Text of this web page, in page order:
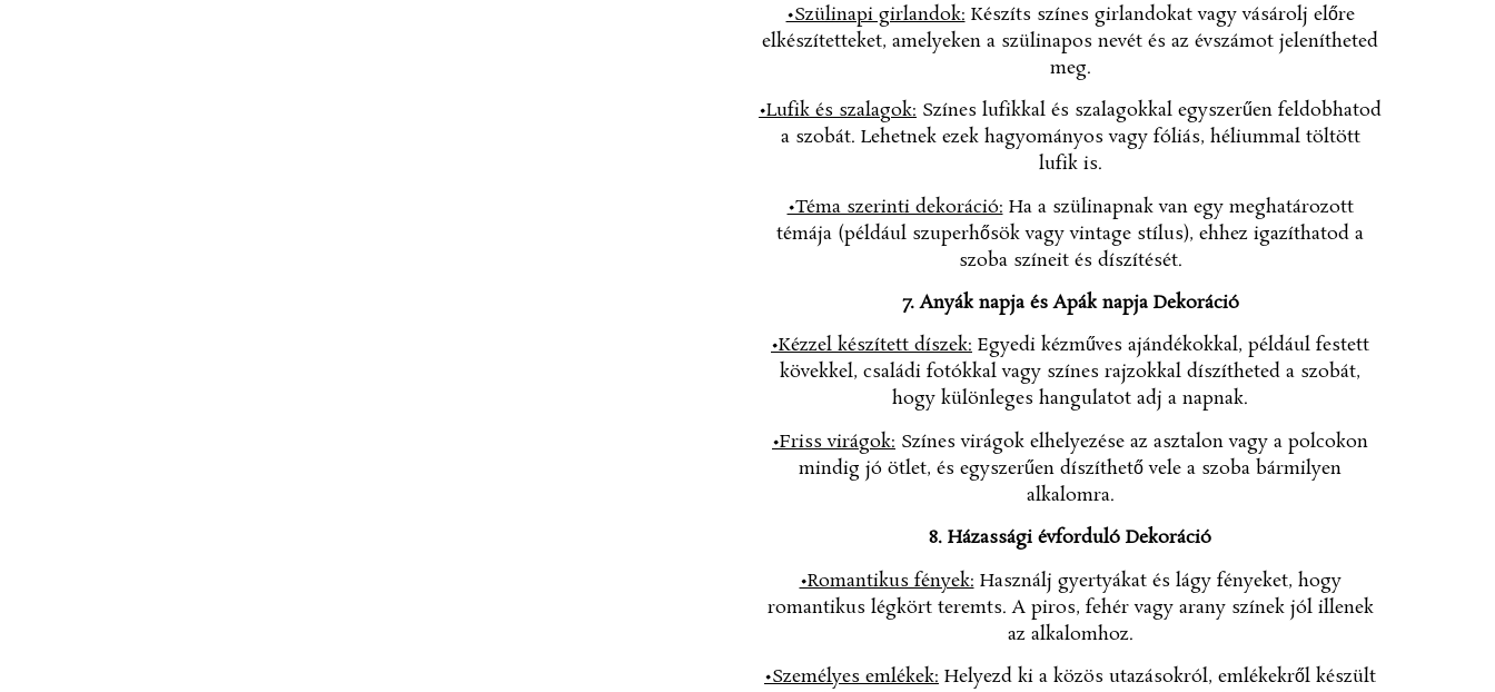
•Szülinapi girlandok:Készíts színes girlandokat vagy vásárolj előre
elkészítetteket, amelyeken a szülinapos nevét és az évszámot jelenítheted
meg.
•Lufik és szalagok: Színes lufikkal és szalagokkal egyszerűen feldobhatod
a szobát. Lehetnek ezek hagyományos vagy fóliás, héliummal töltött
lufik is.
•Téma szerinti dekoráció: Ha a szülinapnak van egy meghatározott
témája (például szuperhősök vagy vintage stílus), ehhez igazíthatod a
szoba színeit és díszítését.
7. Anyák napja és Apák napja Dekoráció
•Kézzel készített díszek: Egyedi kézműves ajándékokkal, például festett
kövekkel, családi fotókkal vagy színes rajzokkal díszítheted a szobát,
hogy különleges hangulatot adj a napnak.
•Friss virágok: Színes virágok elhelyezése az asztalon vagy a polcokon
mindig jó ötlet, és egyszerűen díszíthető vele a szoba bármilyen
alkalomra.
8. Házassági évforduló Dekoráció
•Romantikus fények: Használj gyertyákat és lágy fényeket, hogy
romantikus légkört teremts. A piros, fehér vagy arany színek jól illenek
az alkalomhoz.
•Személyes emlékek: Helyezd ki a közös utazásokról, emlékekről készült